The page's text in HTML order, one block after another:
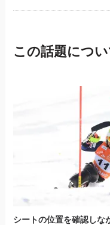
この話題につ
シートの位置を確認しな